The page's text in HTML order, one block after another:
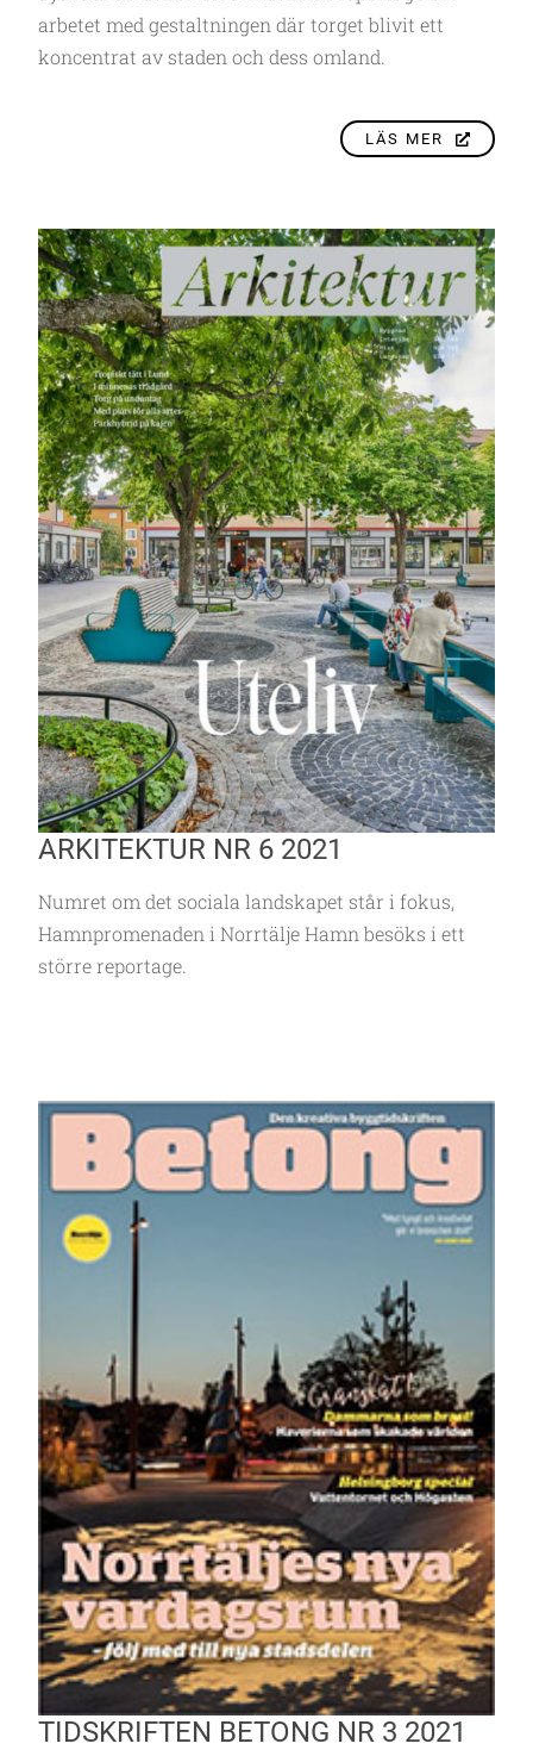
arbetet med gestaltningen där torget blivit ett
koncentrat av staden och dess omland.
LÄS MER
ARKITEKTUR NR 6 2021
Numret om det sociala landskapet står i fokus,
Hamnpromenaden i Norrtälje Hamn besöks i ett
större reportage.
TIDSKRIFTEN BETONG NR 3 2021